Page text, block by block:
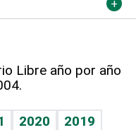
Libre año por año
2020
2019